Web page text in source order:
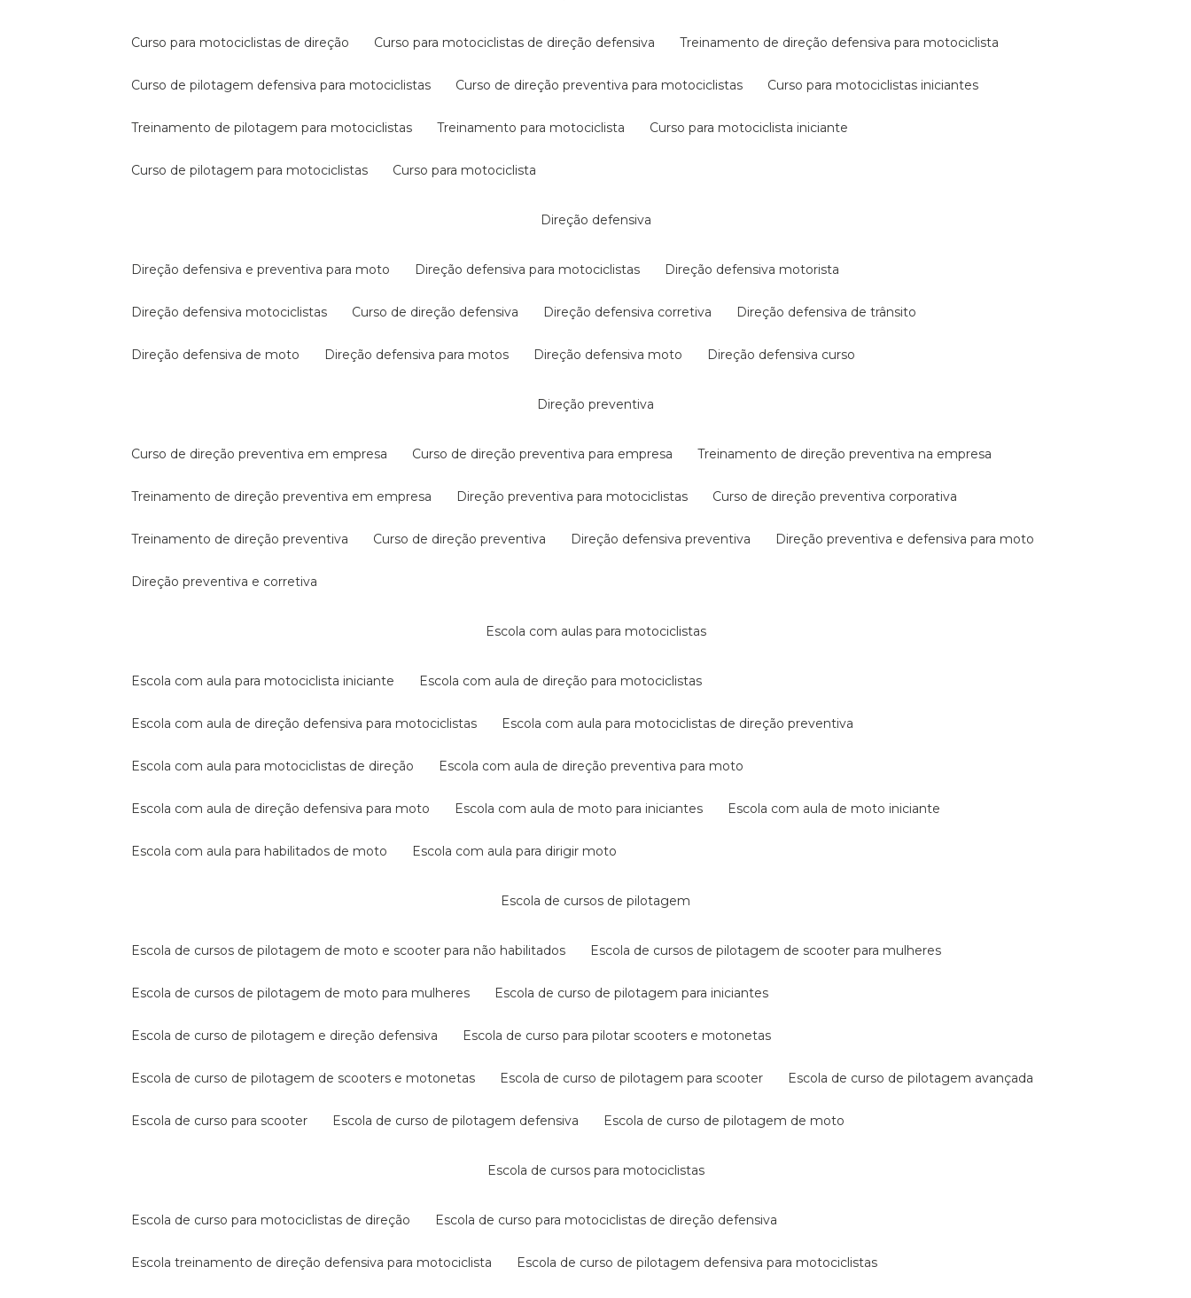
curso para motociclistas de direção curso para motociclistas de direção defensiva treinamento de direção defensiva para motociclista
curso de pilotagem defensiva para motociclistas curso de direção preventiva para motociclistas curso para motociclistas iniciantes
treinamento de pilotagem para motociclistas treinamento para motociclista curso para motociclista iniciante
curso de pilotagem para motociclistas curso para motociclista
direção defensiva
direção defensiva e preventiva para moto direção defensiva para motociclistas direção defensiva motorista
direção defensiva motociclistas curso de direção defensiva direção defensiva corretiva direção defensiva de trânsito
direção defensiva de moto direção defensiva para motos direção defensiva moto direção defensiva curso
direção preventiva
curso de direção preventiva em empresa curso de direção preventiva para empresa treinamento de direção preventiva na empresa
treinamento de direção preventiva em empresa direção preventiva para motociclistas curso de direção preventiva corporativa
treinamento de direção preventiva curso de direção preventiva direção defensiva preventiva direção preventiva e defensiva para moto
direção preventiva e corretiva
escola com aulas para motociclistas
escola com aula para motociclista iniciante escola com aula de direção para motociclistas
escola com aula de direção defensiva para motociclistas escola com aula para motociclistas de direção preventiva
escola com aula para motociclistas de direção escola com aula de direção preventiva para moto
escola com aula de direção defensiva para moto escola com aula de moto para iniciantes escola com aula de moto iniciante
escola com aula para habilitados de moto escola com aula para dirigir moto
escola de cursos de pilotagem
escola de cursos de pilotagem de moto e scooter para não habilitados escola de cursos de pilotagem de scooter para mulheres
escola de cursos de pilotagem de moto para mulheres escola de curso de pilotagem para iniciantes
escola de curso de pilotagem e direção defensiva escola de curso para pilotar scooters e motonetas
escola de curso de pilotagem de scooters e motonetas escola de curso de pilotagem para scooter escola de curso de pilotagem avançada
escola de curso para scooter escola de curso de pilotagem defensiva escola de curso de pilotagem de moto
escola de cursos para motociclistas
escola de curso para motociclistas de direção escola de curso para motociclistas de direção defensiva
escola treinamento de direção defensiva para motociclista escola de curso de pilotagem defensiva para motociclistas